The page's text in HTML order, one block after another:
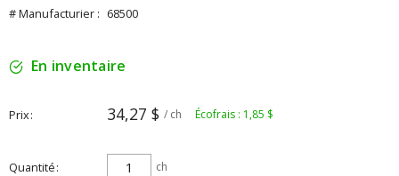
# Manufacturier : 68500
En inventaire
Prix 34,27 $ / ch Écofrais : 1,85 $
Quantité ch